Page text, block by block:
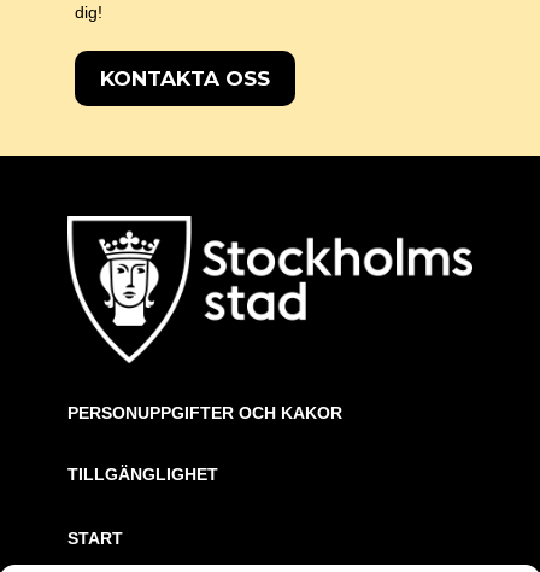
dig!
KONTAKTA OSS
PERSONUPPGIFTER OCH KAKOR
TILLGÄNGLIGHET
START